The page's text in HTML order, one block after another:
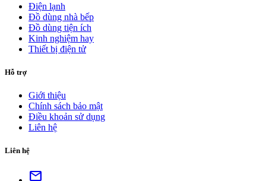
Điện lạnh
Đồ dùng nhà bếp
Đồ dùng tiện ích
Kinh nghiệm hay
Thiết bị điện tử
Hỗ trợ
Giới thiệu
Chính sách bảo mật
Điều khoản sử dụng
Liên hệ
Liên hệ
mail